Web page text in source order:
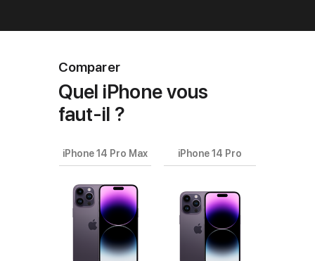
Comparer
Quel iPhone vous
faut‑il ?
Choisissez
modèles
à comparer.
iPhone 14 Pro Max iPhone 14 Pro
Images
produits